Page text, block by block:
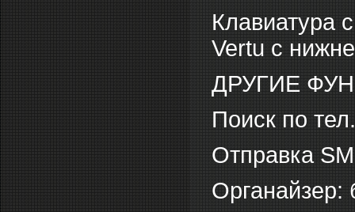
Клавиатура
Vertu с
ДРУГИЕ
Поиск по
Отправка
Органайзер: